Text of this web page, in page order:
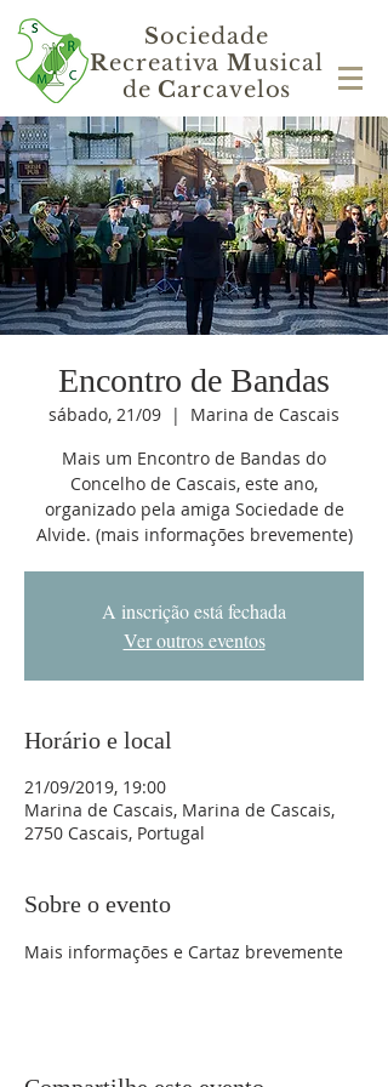
Sociedade
RecreativaMusical
deCarcavelos
Encontro de Bandas
sábado, 21/09
  |
Marina de Cascais
Mais um Encontro de Bandas do
Concelho de Cascais, este ano,
organizado pela amiga Sociedade de
Alvide. (mais informações brevemente)
A inscrição está fechada
Ver outros eventos
Horário e local
21/09/2019, 19:00
Marina de Cascais, Marina de Cascais,
2750 Cascais, Portugal
Sobre o evento
Mais informações e Cartaz brevemente